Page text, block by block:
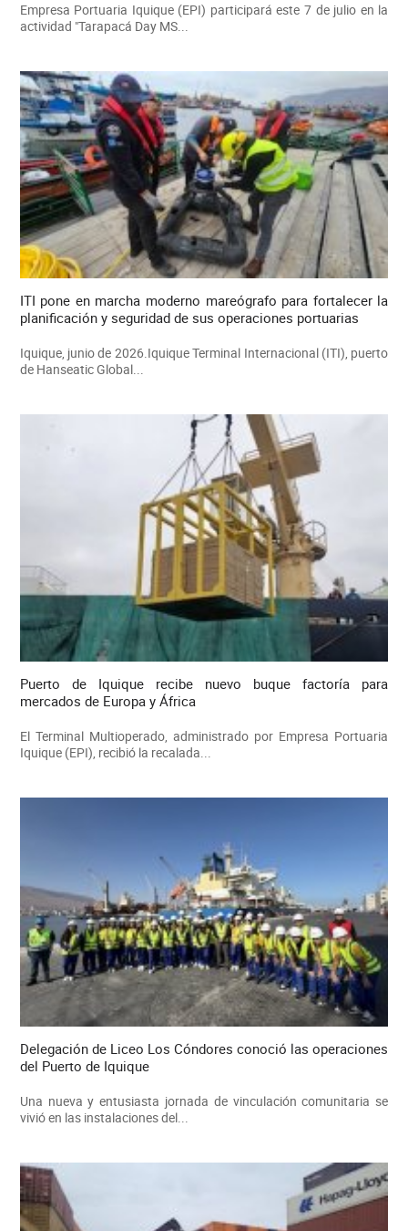
Empresa Portuaria Iquique (EPI) participará este 7 de julio en la
actividad "Tarapacá Day MS...
ITI pone en marcha moderno mareógrafo para fortalecer la
planificación y seguridad de sus operaciones portuarias
Iquique, junio de 2026.Iquique Terminal Internacional (ITI), puerto
de Hanseatic Global...
Puerto de Iquique recibe nuevo buque factoría para
mercados de Europa y África
El Terminal Multioperado, administrado por Empresa Portuaria
Iquique (EPI), recibió la recalada...
Delegación de Liceo Los Cóndores conoció las operaciones
del Puerto de Iquique
Una nueva y entusiasta jornada de vinculación comunitaria se
vivió en las instalaciones del...